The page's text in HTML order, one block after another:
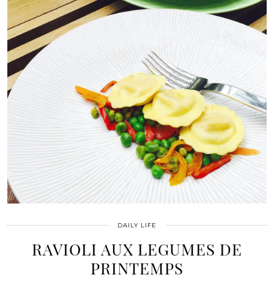
DAILY LIFE
RAVIOLI AUX LEGUMES DE
PRINTEMPS